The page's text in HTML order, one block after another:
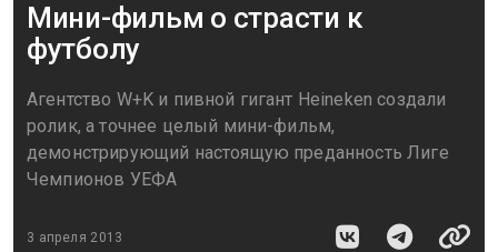
Мини-фильм о страсти к
футболу
Агентство W+K и пивной гигант Heineken создали
ролик, а точнее целый мини-фильм,
демонстрирующий настоящую преданность Лиге
Чемпионов УЕФА
3 апреля 2013